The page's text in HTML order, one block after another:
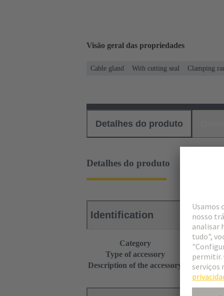
Visão geral das propriedades
Cable gland With cutting seal Clamping
Detalhes do produto
Detalhes do produto
Identification
Category
Accessories
Type of accessory
Cable gland
Description of the accessory
With